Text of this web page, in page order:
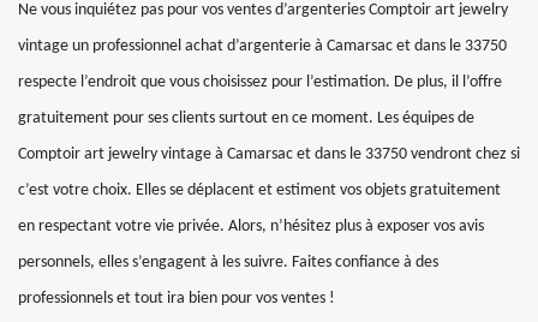
Ne vous inquiétez pas pour vos ventes d’argenteries Comptoir art jewelry
vintage un professionnel achat d’argenterie à Camarsac et dans le 33750
respecte l’endroit que vous choisissez pour l’estimation. De plus, il l’offre
gratuitement pour ses clients surtout en ce moment. Les équipes de
Comptoir art jewelry vintage à Camarsac et dans le 33750 vendront chez si
c’est votre choix. Elles se déplacent et estiment vos objets gratuitement
en respectant votre vie privée. Alors, n’hésitez plus à exposer vos avis
personnels, elles s’engagent à les suivre. Faites confiance à des
professionnels et tout ira bien pour vos ventes !